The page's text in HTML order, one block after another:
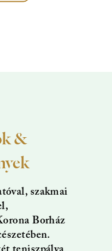
&
szakmai
Borház